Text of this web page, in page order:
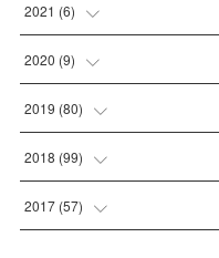
2021 (6)
( )
(4
(1
2020 (9)
(1
(2
(1
2019 (80)
(2
(3
2018 (99)
(1
2017 (57)